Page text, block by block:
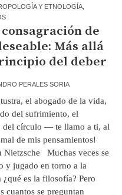
Y ETNOLOGÍA
consagración de
Más allá
del deber
PERALES SORIA
el abogado de la vida,
del sufrimiento, el
del círculo — te llamo a ti, al
de mis pensamientos!
Nietzsche Muchas veces se
y jugado en torno a la
¿qué es la filosofía? Pero
cuantos se preguntan